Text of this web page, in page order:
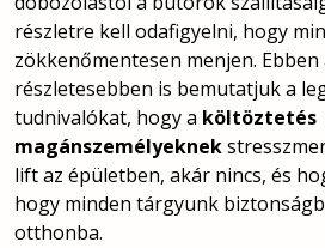
részletre kell odafigyelni, hogy
zökkenőmentesen menjen.
részletesebben is bemutatjuk a
tudnivalókat, hogy a költöztetés
magánszemélyeknek
lift az épületben, akár nincs, és
hogy minden tárgyunk
otthonba.